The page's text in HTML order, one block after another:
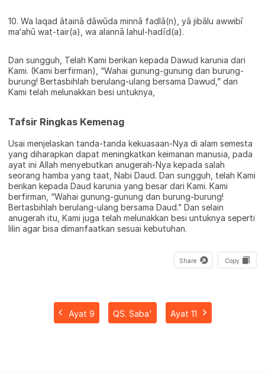
10. Wa laqad ātainā dāwūda minnā faḍlā(n), yā jibālu awwibī
ma‘ahū waṭ-ṭair(a), wa alannā lahul-ḥadīd(a).
Dan sungguh, Telah Kami berikan kepada Dawud karunia dari
Kami. (Kami berfirman), “Wahai gunung-gunung dan burung-
burung! Bertasbihlah berulang-ulang bersama Dawud,” dan
Kami telah melunakkan besi untuknya,
Tafsir Ringkas Kemenag
Usai menjelaskan tanda-tanda kekuasaan-Nya di alam semesta
yang diharapkan dapat meningkatkan keimanan manusia, pada
ayat ini Allah menyebutkan anugerah-Nya kepada salah
seorang hamba yang taat, Nabi Daud. Dan sungguh, telah Kami
berikan kepada Daud karunia yang besar dari Kami. Kami
berfirman, “Wahai gunung-gunung dan burung-burung!
Bertasbihlah berulang-ulang bersama Daud.” Dan selain
anugerah itu, Kami juga telah melunakkan besi untuknya seperti
lilin agar bisa dimanfaatkan sesuai kebutuhan.
Share Copy
Ayat 9 QS. Saba' Ayat 11